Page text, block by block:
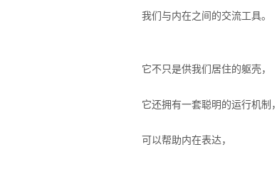
我们与内在之间的交流工具。
它不只是供我们居住的躯壳，
它还拥有一套聪明的运行机制，
可以帮助内在表达，